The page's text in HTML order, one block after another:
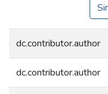
dc.contributor.author
dc.contributor.author